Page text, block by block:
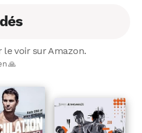
voir sur Amazon.
🙏